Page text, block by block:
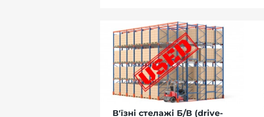
В'їзні стелажі Б/В (drive-